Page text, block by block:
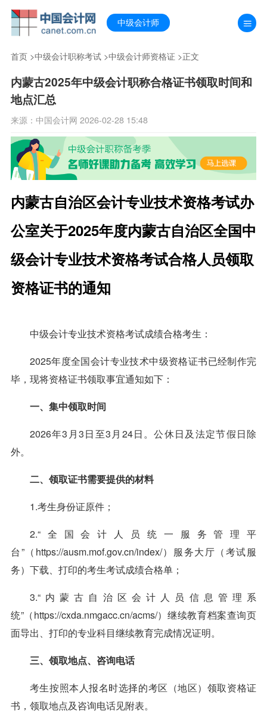
中级会计师
首页>中级会计职称考试>中级会计师资格证 >正文
内蒙古2025年中级会计职称合格证书领取时间和
地点汇总
来源：中国会计网 2026-02-28 15:48
内蒙古自治区会计专业技术资格考试办
公室关于2025年度内蒙古自治区全国中
级会计专业技术资格考试合格人员领取
资格证书的通知
中级会计专业技术资格考试成绩合格考生：
2025年度全国会计专业技术中级资格证书已经制作完
毕，现将资格证书领取事宜通知如下：
一、集中领取时间
2026年3月3日至3月24日。公休日及法定节假日除
外。
二、领取证书需要提供的材料
1.考生身份证原件；
2.“全国会计人员统一服务管理平
台”（https://ausm.mof.gov.cn/index/）服务大厅（考试服
务）下载、打印的考生考试成绩合格单；
3.“内蒙古自治区会计人员信息管理系
统”（https://cxda.nmgacc.cn/acms/）继续教育档案查询页
面导出、打印的专业科目继续教育完成情况证明。
三、领取地点、咨询电话
考生按照本人报名时选择的考区（地区）领取资格证
书，领取地点及咨询电话见附表。